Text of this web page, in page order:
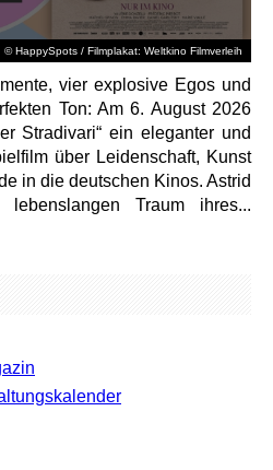
© HappySpots / Filmplakat: Weltkino Filmverleih
vier explosive Egos und
Ton: Am 6. August 2026
Stradivari“ ein eleganter und
über Leidenschaft, Kunst
in die deutschen Kinos. Astrid
Traum ihres...